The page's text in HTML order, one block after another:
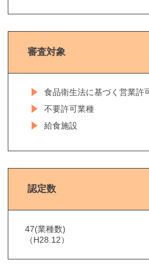
審査対象
食品衛生法に基づく営業許
不要許可業種
給食施設
認定数
47(業種数)
（H28.12）